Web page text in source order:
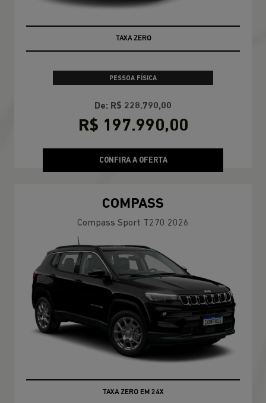
TAXA ZERO
PESSOA FÍSICA
De: R$ 228.790,00
R$ 197.990,00
CONFIRA A OFERTA
COMPASS
Compass Sport T270 2026
TAXA ZERO EM 24X